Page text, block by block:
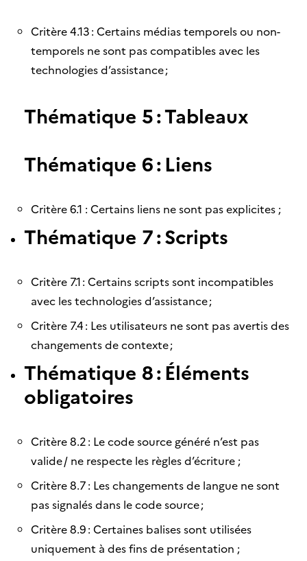
Critère 4.13 : Certains médias temporels ou non-
temporels ne sont pas compatibles avec les
technologies d’assistance ;
Thématique 5 : Tableaux
Thématique 6 : Liens
Critère 6.1 : Certains liens ne sont pas explicites ;
Thématique 7 : Scripts
Critère 7.1 : Certains scripts sont incompatibles
avec les technologies d’assistance ;
Critère 7.4 : Les utilisateurs ne sont pas avertis des
changements de contexte ;
Thématique 8 : Éléments
obligatoires
Critère 8.2 : Le code source généré n’est pas
valide / ne respecte les règles d’écriture ;
Critère 8.7 : Les changements de langue ne sont
pas signalés dans le code source ;
Critère 8.9 : Certaines balises sont utilisées
uniquement à des fins de présentation ;